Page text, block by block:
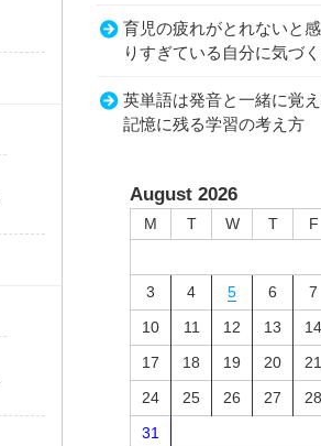
育児の疲れがとれないと
りすぎている自分に気づ
英単語は発音と一緒に覚
記憶に残る学習の考え方
August 2026
M T W T F
3
4 5 6 7
10
11 12 13 14
17
18 19 20 21
24
25 26 27 28
31